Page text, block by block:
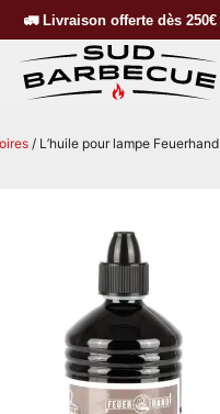
🚛 Livraison offerte dès 250€
/ L’huile pour lampe Feuerhand